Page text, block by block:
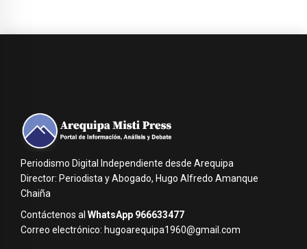
Periodismo Digital Independiente desde Arequipa
Director: Periodista y Abogado, Hugo Alfredo Amanque
Chaiña
Contáctenos al WhatsApp 966633477
Correo electrónico: hugoarequipa1960@gmail.com